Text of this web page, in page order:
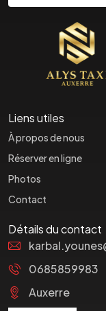
Liens utiles
À propos de nous
Réserver en ligne
Photos
Contact
Détails du contact
0685859983
Auxerre